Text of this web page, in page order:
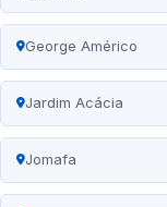
George Américo
Jardim Acácia
Jomafa